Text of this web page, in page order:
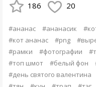
186 20
#ананас #ананасик
#кот ананас
#png
#рамки
#фотографии
#топ шмот
#белый фон
#день святого валентина